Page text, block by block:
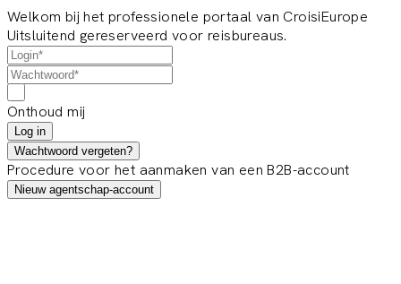
Welkom bij het professionele portaal van CroisiEurope
Uitsluitend gereserveerd voor reisbureaus.
Onthoud mij
Log in
Wachtwoord vergeten?
Procedure voor het aanmaken van een B2B-account
Nieuw agentschap-account